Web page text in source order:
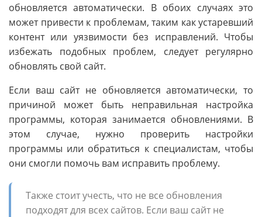
обновляется автоматически. В обоих случаях это
может привести к проблемам, таким как устаревший
контент или уязвимости без исправлений. Чтобы
избежать подобных проблем, следует регулярно
обновлять свой сайт.
Если ваш сайт не обновляется автоматически, то
причиной может быть неправильная настройка
программы, которая занимается обновлениями. В
этом случае, нужно проверить настройки
программы или обратиться к специалистам, чтобы
они смогли помочь вам исправить проблему.
Также стоит учесть, что не все обновления
подходят для всех сайтов. Если ваш сайт не